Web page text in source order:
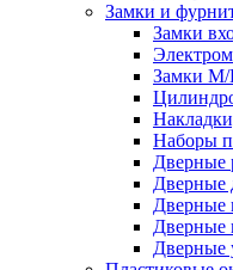
Замки и
Замки
Замки
Наборы
Дверные
Дверные
Дверные
Дверные
Дверные